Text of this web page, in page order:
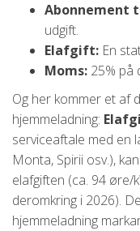
Abonnement
udgift.
Elafgift: En
Moms: 25% på
Og her kommer et af
hjemmeladning:
serviceaftale med en
Monta, Spirii osv.),
elafgiften (ca. 94 øre/
deromkring i 2026).
hjemmeladning